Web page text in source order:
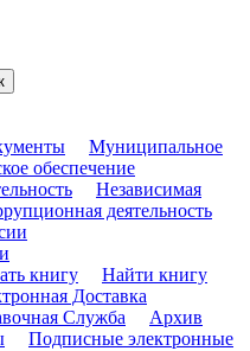
Муниципальное
обеспечение
Независимая
деятельность
книгу
Найти книгу
Доставка
Служба
Архив
Подписные электронные